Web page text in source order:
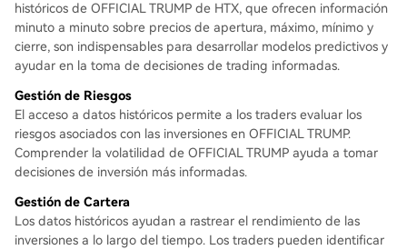
históricos de OFFICIAL TRUMP de HTX, que ofrecen información
minuto a minuto sobre precios de apertura, máximo, mínimo y
cierre, son indispensables para desarrollar modelos predictivos y
ayudar en la toma de decisiones de trading informadas.
Gestión de Riesgos
El acceso a datos históricos permite a los traders evaluar los
riesgos asociados con las inversiones en OFFICIAL TRUMP.
Comprender la volatilidad de OFFICIAL TRUMP ayuda a tomar
decisiones de inversión más informadas.
Gestión de Cartera
Los datos históricos ayudan a rastrear el rendimiento de las
inversiones a lo largo del tiempo. Los traders pueden identificar